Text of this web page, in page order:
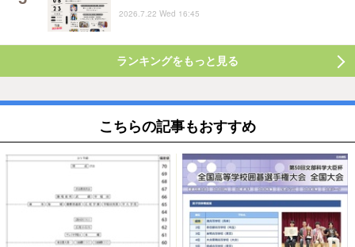
2026.7.22 Wed 16:45
ランキングをもっと見る
こちらの記事もおすすめ